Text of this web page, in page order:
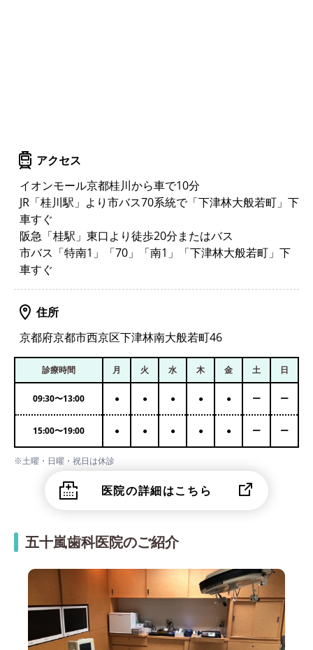
アクセス
イオンモール京都桂川から車で10分
JR「桂川駅」より市バス70系統で「下津林大般若町」下
車すぐ
阪急「桂駅」東口より徒歩20分またはバス
市バス「特南1」「70」「南1」「下津林大般若町」下
車すぐ
住所
京都府京都市西京区下津林南大般若町46
診療時間 月 火 水 木 金 土 日
09:30〜13:00 ● ● ● ● ● ー ー
15:00〜19:00 ● ● ● ● ● ー ー
※土曜・日曜・祝日は休診
医院の詳細はこちら
五十嵐歯科医院のご紹介